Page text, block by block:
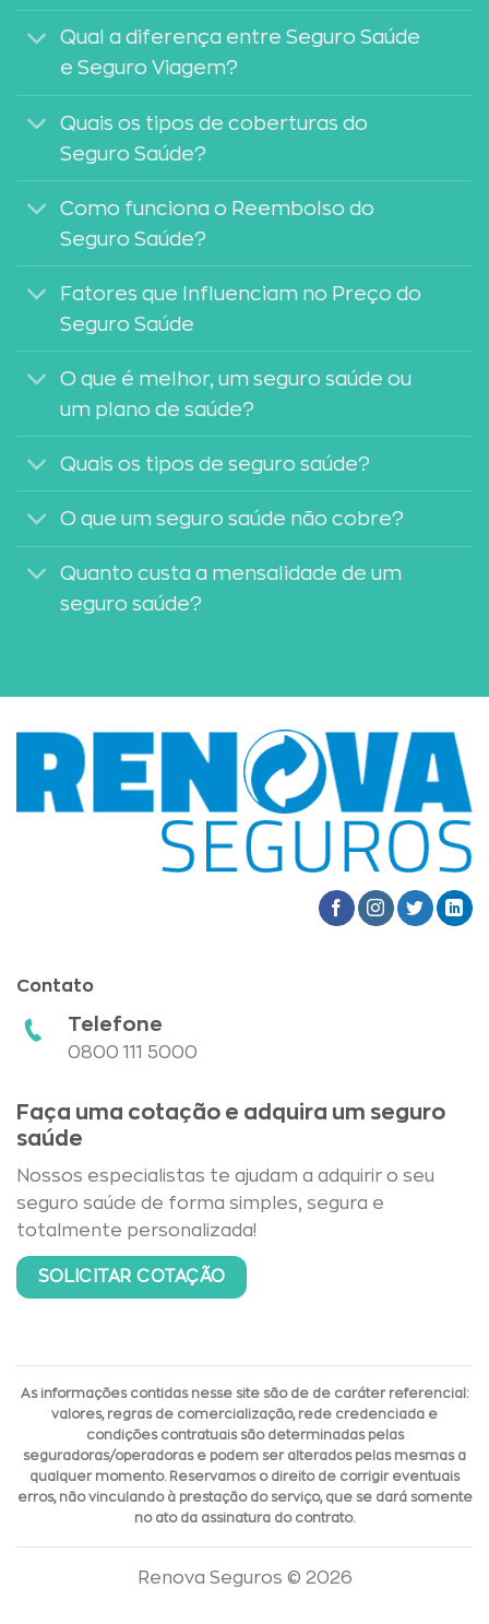
Qual a diferença entre Seguro Saúde
e Seguro Viagem?
Quais os tipos de coberturas do
Seguro Saúde?
Como funciona o Reembolso do
Seguro Saúde?
Fatores que Influenciam no Preço do
Seguro Saúde
O que é melhor, um seguro saúde ou
um plano de saúde?
Quais os tipos de seguro saúde?
O que um seguro saúde não cobre?
Quanto custa a mensalidade de um
seguro saúde?
Contato
Telefone
0800 111 5000
Faça uma cotação e adquira um seguro
saúde
Nossos especialistas te ajudam a adquirir o seu
seguro saúde de forma simples, segura e
totalmente personalizada!
SOLICITAR COTAÇÃO
As informações contidas nesse site são de de caráter referencial:
valores, regras de comercialização, rede credenciada e
condições contratuais são determinadas pelas
seguradoras/operadoras e podem ser alterados pelas mesmas a
qualquer momento. Reservamos o direito de corrigir eventuais
erros, não vinculando à prestação do serviço, que se dará somente
no ato da assinatura do contrato.
Renova Seguros © 2026